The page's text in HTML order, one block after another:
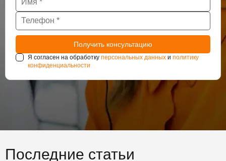
Я согласен на обработку персональных данных и политику
конфиденциальности
Последние статьи